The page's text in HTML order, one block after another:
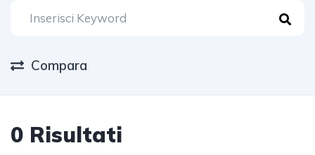
Compara
0 Risultati